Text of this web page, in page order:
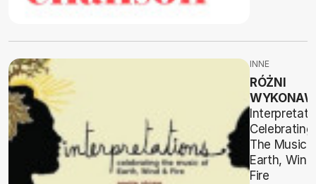
INNE
RÓŻNI
Celebrating
The Music
Earth, Wind
Fire